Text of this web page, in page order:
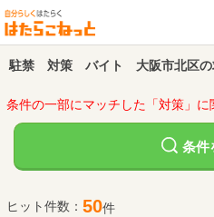
駐禁 対策 バイト 大阪市北区の
条件の一部にマッチした「対策」に
条件
ヒット件数： 50件